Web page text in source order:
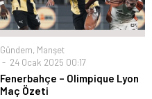
Gündem, Manşet
24 Ocak 2025 00:17
Fenerbahçe – Olimpique Lyon
Maç Özeti